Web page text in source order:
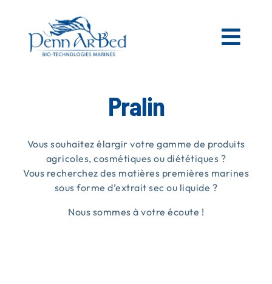
contenu
MATIÈRES PREMIÈRES MARINES
NOS PRODUITS
Pralin
Vous souhaitez élargir votre gamme de produits
agricoles, cosmétiques ou diététiques ?
Vous recherchez des matières premières marines
sous forme d’extrait sec ou liquide ?
Nous sommes à votre écoute !